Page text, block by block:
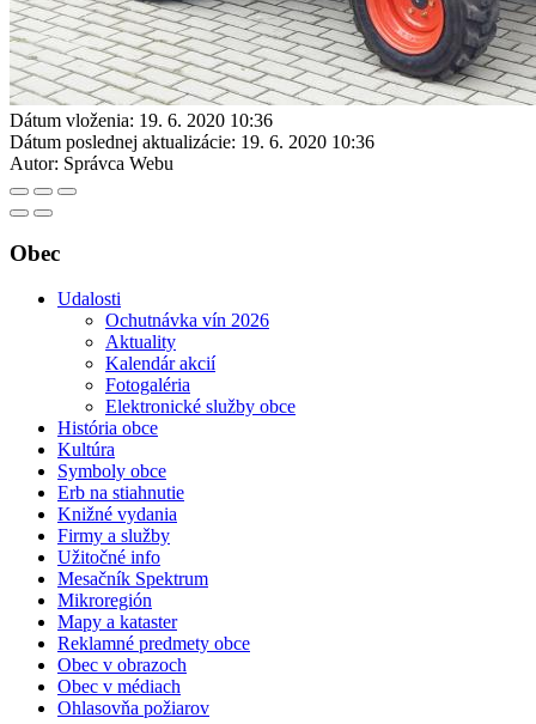
Dátum vloženia: 19. 6. 2020 10:36
Dátum poslednej aktualizácie: 19. 6. 2020 10:36
Autor: Správca Webu
Obec
Udalosti
Ochutnávka vín 2026
Aktuality
Kalendár akcií
Fotogaléria
Elektronické služby obce
História obce
Kultúra
Symboly obce
Erb na stiahnutie
Knižné vydania
Firmy a služby
Užitočné info
Mesačník Spektrum
Mikroregión
Mapy a kataster
Reklamné predmety obce
Obec v obrazoch
Obec v médiach
Ohlasovňa požiarov